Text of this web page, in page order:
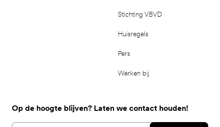
Stichting VBVD
Huisregels
Pers
Werken bij
Op de hoogte blijven? Laten we contact houden!